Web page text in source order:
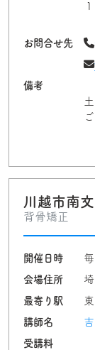
お問合せ先
備考
川越市南
背骨矯正
開催日時
会場住所
最寄り駅
講師名
受講料